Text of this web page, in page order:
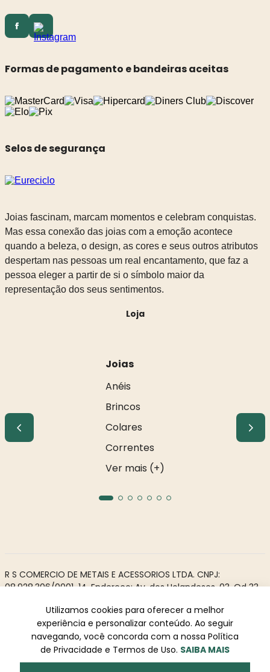
Formas de pagamento e bandeiras aceitas
Selos de segurança
Joias fascinam, marcam momentos e celebram conquistas.
Mas essa conexão das joias com a emoção acontece
quando a beleza, o design, as cores e seus outros atributos
despertam nas pessoas um real encantamento, que faz a
pessoa eleger a partir de si o símbolo maior da
representação dos seus sentimentos.
Loja
Joias
Anéis
Brincos
Colares
Correntes
Ver mais (+)
R S COMERCIO DE METAIS E ACESSORIOS LTDA. CNPJ:
08.928.306/0001-14. Endereço: Av. dos Holandeses, 03, Qd 33,
Todos os direitos reservados à Rosa Rio - As informações não
podem ser reproduzidas total ou parcialmente sem
autorização prévia.
Utilizamos cookies para oferecer a melhor
experiência e personalizar conteúdo. Ao seguir
navegando, você concorda com a nossa Política
de Privacidade e Termos de Uso. SAIBA MAIS